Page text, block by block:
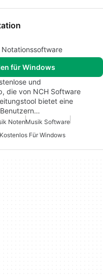
für Windows
und
die von NCH Software
bietet eine
NotenMusik Software
Für Windows